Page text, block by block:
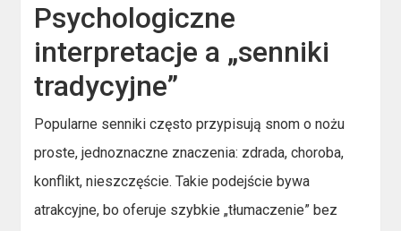
Psychologiczne
interpretacje a „senniki
tradycyjne”
Popularne senniki często przypisują snom o nożu
proste, jednoznaczne znaczenia: zdrada, choroba,
konflikt, nieszczęście. Takie podejście bywa
atrakcyjne, bo oferuje szybkie „tłumaczenie” bez